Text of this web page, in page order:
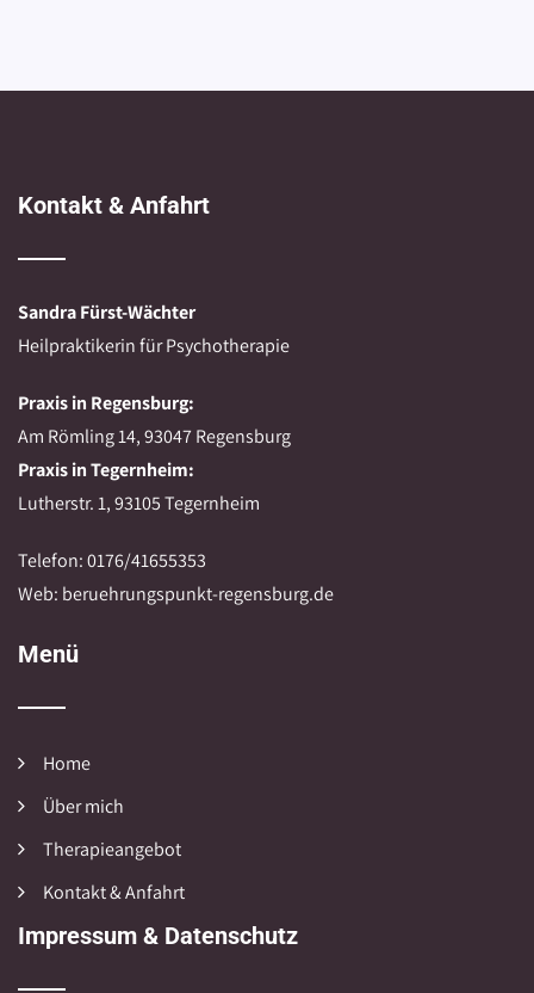
Kontakt & Anfahrt
Sandra Fürst-Wächter
Heilpraktikerin für Psychotherapie
Praxis in Regensburg:
Am Römling 14, 93047 Regensburg
Praxis in Tegernheim:
Lutherstr. 1, 93105 Tegernheim
Telefon: 0176/41655353
Web: beruehrungspunkt-regensburg.de
Menü
Home
Über mich
Therapieangebot
Kontakt & Anfahrt
Impressum & Datenschutz